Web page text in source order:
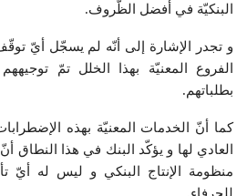
البنكيّة في أفضل الظّروف.
و تجدر الإشارة إلى أنّه لم يسجّل أيّ
الفروع المعنيّة بهذا الخلل تمّ
بطلباتهم.
كما أنّ الخدمات المعنيّة بهذه
العادي لها و يؤكّد البنك في هذا
منظومة الإنتاج البنكي و ليس له أيّ